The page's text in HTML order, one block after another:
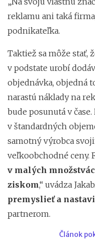
reklamu ani taká
podnikateľka.
Taktiež sa môže stať,
v podstate urobí
objednávka, objedná
narastú náklady na
bude posunutá v
v štandardných
samotný výrobca
veľkoobchodné ceny.
v malých
ziskom,“ uvádza
premyslieť a
partnerom.
Článok